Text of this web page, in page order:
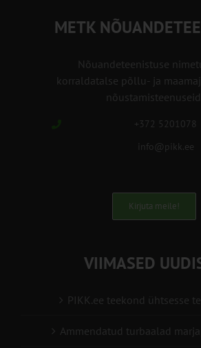
METK
Nõuandeteenistuse
korraldatalse põllu- ja
+372 5201078
info@pikk.ee
Kirjuta meile!
VIIMASED
PIKK.ee teekond ühtsesse
Ammendatud turbaalad